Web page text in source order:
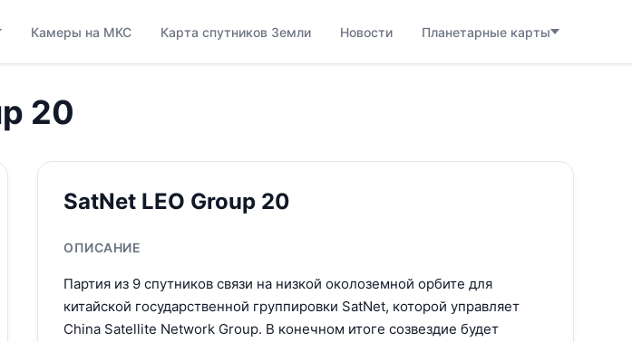
Камеры на МКС Карта спутников Земли Новости Планетарные карты
20
SatNet LEO Group 20
ОПИСАНИЕ
Партия из 9 спутников связи на низкой околоземной орбите для
китайской государственной группировки SatNet, которой управляет
China Satellite Network Group. В конечном итоге созвездие будет